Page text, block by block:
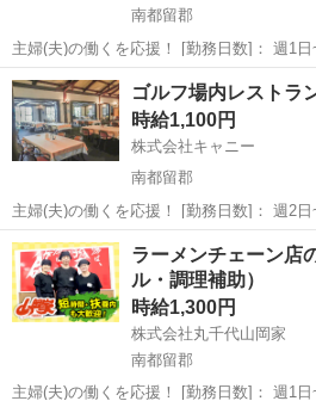
南都留郡
主婦(夫)の働くを応援！ [勤務日数]： 週1日~6日
11:00~15:00/11:00~13:00/11:00~14:00/
火/水/木/金/土/日 などから選べます ...
山梨 南都留郡 その他
ゴルフ場内レストラ
時給1,100円
株式会社キャニー
南都留郡
主婦(夫)の働くを応援！ [勤務日数]： 週2日~ 09:00~15:00/10:00~15:00
月/火/水/木/金/土/日 などから選べます [勤務地・最寄駅]： 山梨県南都
留郡富士河口湖町船津6236 河口湖カント
山梨 南都留郡
ラーメンチェーン店
ル・調理補助）
時給1,300円
株式会社丸千代山岡家
南都留郡
主婦(夫)の働くを応援！ [勤務日数]： 週1日~6日